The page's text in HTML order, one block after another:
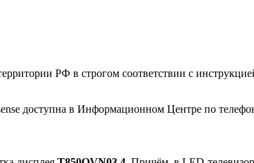
РФ в строгом соответствии с
доступна в Информационном Центре по